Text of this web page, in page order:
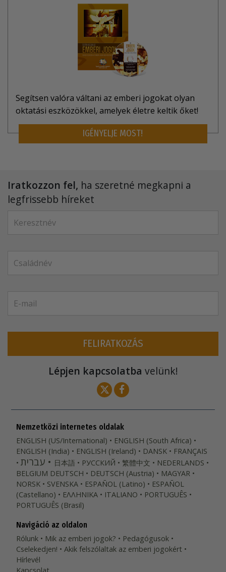
Segítsen valóra váltani az emberi jogokat olyan
oktatási eszközökkel, amelyek életre keltik őket!
IGÉNYELJE MOST!
Iratkozzon fel, ha szeretné megkapni a
legfrissebb híreket
FELIRATKOZÁS
Lépjen kapcsolatba velünk!
Nemzetközi internetes oldalak
ENGLISH (US/International)
ENGLISH (South Africa)
ENGLISH (India)
ENGLISH (Ireland) DANSK FRANÇAIS
עברית 日本語 РУССКИЙ 繁體中文
NEDERLANDS
BELGIUM DEUTSCH DEUTSCH (Austria)
MAGYAR
NORSK
SVENSKA ESPAÑOL (Latino)
ESPAÑOL
(Castellano)
ΕΛΛΗΝΙΚA ITALIANO
PORTUGUÊS
PORTUGUÊS (Brasil)‎
Navigáció az oldalon
Rólunk
Mik az emberi jogok?
Pedagógusok
Cselekedjen!
Akik felszólaltak az emberi jogokért
Hírlevél